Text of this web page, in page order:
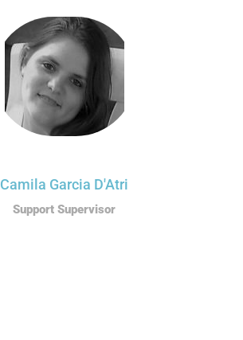
Camila Garcia D'Atri
Support Supervisor